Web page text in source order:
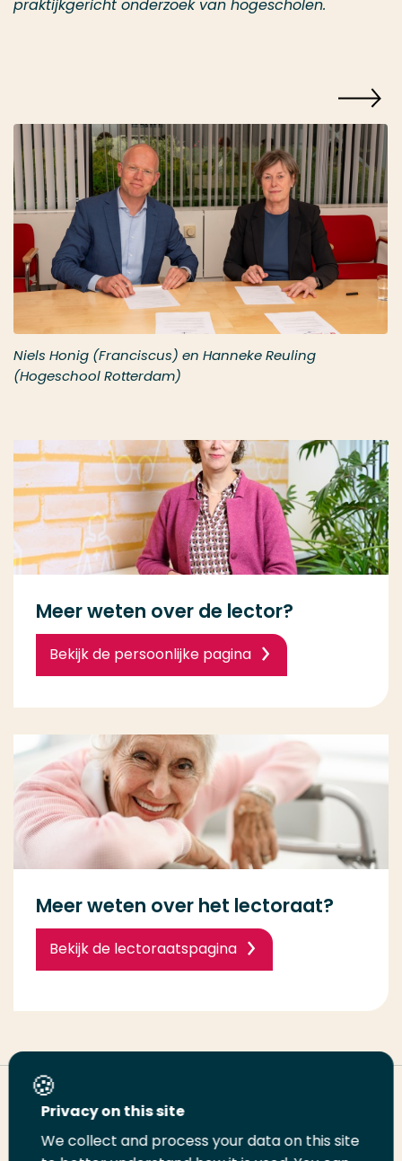
praktijkgericht onderzoek van hogescholen.
Niels Honig (Franciscus) en Hanneke Reuling
(Hogeschool Rotterdam)
Meer weten over de lector?
Bekijk de persoonlijke pagina
Meer weten over het lectoraat?
Bekijk de lectoraatspagina
Deel deze pagina
Privacy on this site
We collect and process your data on this site